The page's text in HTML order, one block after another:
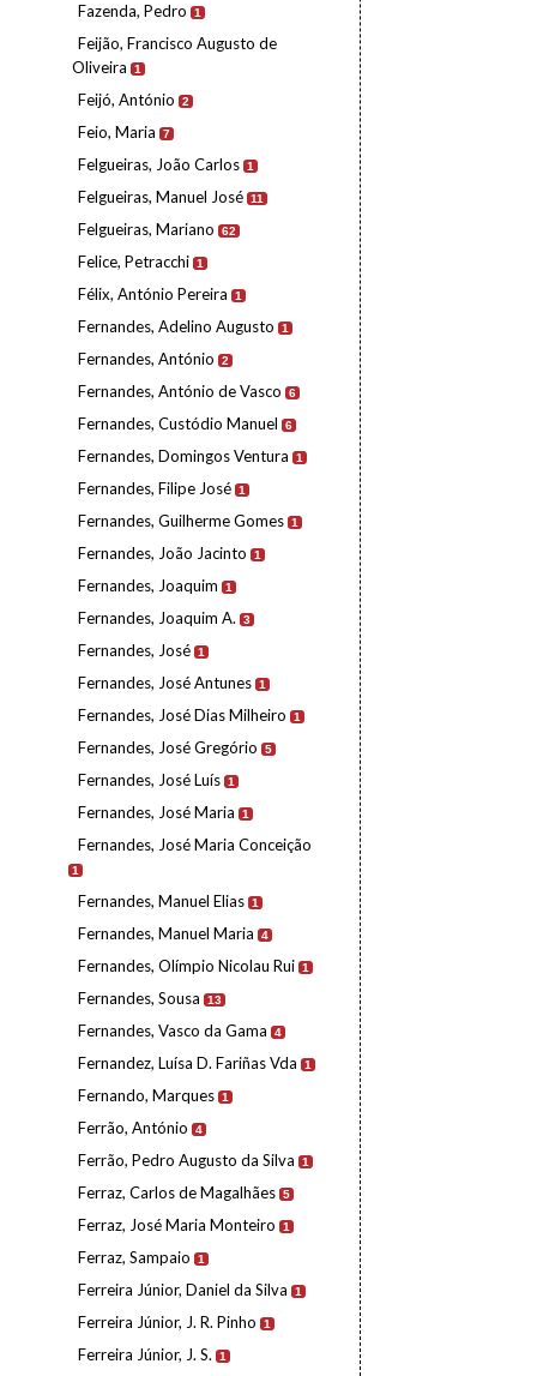
Fazenda, Pedro 1
Feijão, Francisco Augusto de
Oliveira
1
Feijó, António 2
Feio, Maria 7
Felgueiras, João Carlos 1
Felgueiras, Manuel José 11
Felgueiras, Mariano 62
Felice, Petracchi 1
Félix, António Pereira 1
Fernandes, Adelino Augusto 1
Fernandes, António 2
Fernandes, António de Vasco 6
Fernandes, Custódio Manuel 6
Fernandes, Domingos Ventura 1
Fernandes, Filipe José 1
Fernandes, Guilherme Gomes 1
Fernandes, João Jacinto 1
Fernandes, Joaquim 1
Fernandes, Joaquim A. 3
Fernandes, José 1
Fernandes, José Antunes 1
Fernandes, José Dias Milheiro 1
Fernandes, José Gregório 5
Fernandes, José Luís 1
Fernandes, José Maria 1
Fernandes, José Maria Conceição
1
Fernandes, Manuel Elias 1
Fernandes, Manuel Maria 4
Fernandes, Olímpio Nicolau Rui 1
Fernandes, Sousa 13
Fernandes, Vasco da Gama 4
Fernandez, Luísa D. Fariñas Vda 1
Fernando, Marques 1
Ferrão, António 4
Ferrão, Pedro Augusto da Silva 1
Ferraz, Carlos de Magalhães 5
Ferraz, José Maria Monteiro 1
Ferraz, Sampaio 1
Ferreira Júnior, Daniel da Silva 1
Ferreira Júnior, J. R. Pinho 1
Ferreira Júnior, J. S. 1